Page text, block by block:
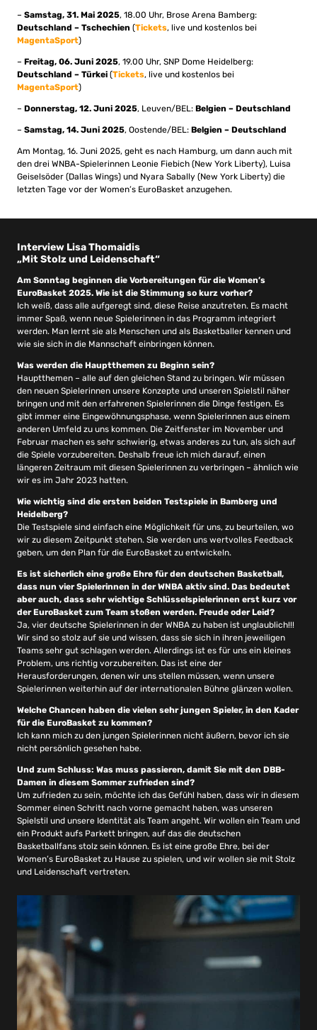
– Samstag, 31. Mai 2025, 18.00 Uhr, Brose Arena Bamberg:
Deutschland – Tschechien (Tickets, live und kostenlos bei
MagentaSport)
– Freitag, 06. Juni 2025, 19.00 Uhr, SNP Dome Heidelberg:
Deutschland – Türkei (Tickets, live und kostenlos bei
MagentaSport)
– Donnerstag, 12. Juni 2025, Leuven/BEL: Belgien – Deutschland
– Samstag, 14. Juni 2025, Oostende/BEL: Belgien – Deutschland
Am Montag, 16. Juni 2025, geht es nach Hamburg, um dann auch mit
den drei WNBA-Spielerinnen Leonie Fiebich (New York Liberty), Luisa
Geiselsöder (Dallas Wings) und Nyara Sabally (New York Liberty) die
letzten Tage vor der Women’s EuroBasket anzugehen.
Interview Lisa Thomaidis
„Mit Stolz und Leidenschaft“
Am Sonntag beginnen die Vorbereitungen für die Women’s
EuroBasket 2025. Wie ist die Stimmung so kurz vorher?
Ich weiß, dass alle aufgeregt sind, diese Reise anzutreten. Es macht
immer Spaß, wenn neue Spielerinnen in das Programm integriert
werden. Man lernt sie als Menschen und als Basketballer kennen und
wie sie sich in die Mannschaft einbringen können.
Was werden die Hauptthemen zu Beginn sein?
Hauptthemen – alle auf den gleichen Stand zu bringen. Wir müssen
den neuen Spielerinnen unsere Konzepte und unseren Spielstil näher
bringen und mit den erfahrenen Spielerinnen die Dinge festigen. Es
gibt immer eine Eingewöhnungsphase, wenn Spielerinnen aus einem
anderen Umfeld zu uns kommen. Die Zeitfenster im November und
Februar machen es sehr schwierig, etwas anderes zu tun, als sich auf
die Spiele vorzubereiten. Deshalb freue ich mich darauf, einen
längeren Zeitraum mit diesen Spielerinnen zu verbringen – ähnlich wie
wir es im Jahr 2023 hatten.
Wie wichtig sind die ersten beiden Testspiele in Bamberg und
Heidelberg?
Die Testspiele sind einfach eine Möglichkeit für uns, zu beurteilen, wo
wir zu diesem Zeitpunkt stehen. Sie werden uns wertvolles Feedback
geben, um den Plan für die EuroBasket zu entwickeln.
Es ist sicherlich eine große Ehre für den deutschen Basketball,
dass nun vier Spielerinnen in der WNBA aktiv sind. Das bedeutet
aber auch, dass sehr wichtige Schlüsselspielerinnen erst kurz vor
der EuroBasket zum Team stoßen werden. Freude oder Leid?
Ja, vier deutsche Spielerinnen in der WNBA zu haben ist unglaublich!!!
Wir sind so stolz auf sie und wissen, dass sie sich in ihren jeweiligen
Teams sehr gut schlagen werden. Allerdings ist es für uns ein kleines
Problem, uns richtig vorzubereiten. Das ist eine der
Herausforderungen, denen wir uns stellen müssen, wenn unsere
Spielerinnen weiterhin auf der internationalen Bühne glänzen wollen.
Welche Chancen haben die vielen sehr jungen Spieler, in den Kader
für die EuroBasket zu kommen?
Ich kann mich zu den jungen Spielerinnen nicht äußern, bevor ich sie
nicht persönlich gesehen habe.
Und zum Schluss: Was muss passieren, damit Sie mit den DBB-
Damen in diesem Sommer zufrieden sind?
Um zufrieden zu sein, möchte ich das Gefühl haben, dass wir in diesem
Sommer einen Schritt nach vorne gemacht haben, was unseren
Spielstil und unsere Identität als Team angeht. Wir wollen ein Team und
ein Produkt aufs Parkett bringen, auf das die deutschen
Basketballfans stolz sein können. Es ist eine große Ehre, bei der
Women’s EuroBasket zu Hause zu spielen, und wir wollen sie mit Stolz
und Leidenschaft vertreten.